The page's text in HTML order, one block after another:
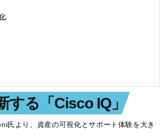
する「Cisco IQ」
より、資産の可視化とサポート体験を大き